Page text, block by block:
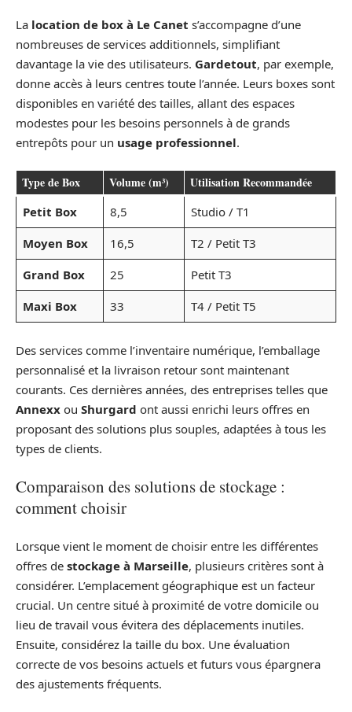
La location de box à Le Canet s’accompagne d’une
nombreuses de services additionnels, simplifiant
davantage la vie des utilisateurs. Gardetout, par exemple,
donne accès à leurs centres toute l’année. Leurs boxes sont
disponibles en variété des tailles, allant des espaces
modestes pour les besoins personnels à de grands
entrepôts pour un usage professionnel.
Type de Box Volume (m³) Utilisation Recommandée
Petit Box 8,5
Studio / T1
Moyen Box
16,5
T2 / Petit T3
Grand Box
25
Petit T3
Maxi Box
33 T4 / Petit T5
Des services comme l’inventaire numérique, l’emballage
personnalisé et la livraison retour sont maintenant
courants. Ces dernières années, des entreprises telles que
Annexx ou Shurgard ont aussi enrichi leurs offres en
proposant des solutions plus souples, adaptées à tous les
types de clients.
Comparaison des solutions de stockage :
comment choisir
Lorsque vient le moment de choisir entre les différentes
offres de stockage à Marseille, plusieurs critères sont à
considérer. L’emplacement géographique est un facteur
crucial. Un centre situé à proximité de votre domicile ou
lieu de travail vous évitera des déplacements inutiles.
Ensuite, considérez la taille du box. Une évaluation
correcte de vos besoins actuels et futurs vous épargnera
des ajustements fréquents.